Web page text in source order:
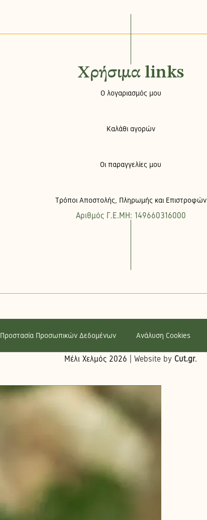
Χρήσιμα links
Ο λογαριασμός μου
Καλάθι αγορών
Οι παραγγελίες μου
Τρόποι Αποστολής, Πληρωμής και Επιστροφών
Αριθμός Γ.Ε.ΜΗ: 149660316000
Προστασία Προσωπικών Δεδομένων Ανάλυση Cookies
Μέλι Χελμός 2026 | Website by Cut.gr.